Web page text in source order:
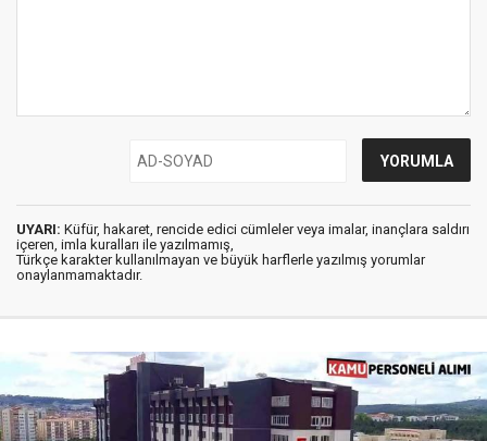
UYARI: Küfür, hakaret, rencide edici cümleler veya imalar, inançlara saldırı
içeren, imla kuralları ile yazılmamış,
Türkçe karakter kullanılmayan ve büyük harflerle yazılmış yorumlar
onaylanmamaktadır.